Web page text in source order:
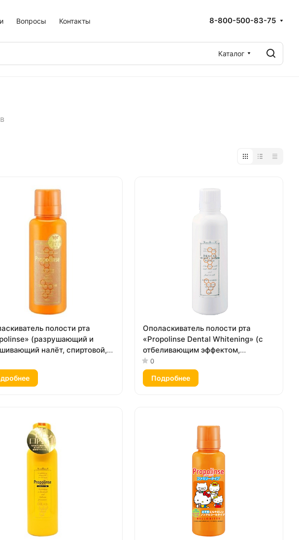
Вопросы Контакты 8-800-500-83-75
Каталог
полости рта
(разрушающий и
налёт, спиртовой,
150 мл
Ополаскиватель полости рта
«Propolinse Dental Whitening» (с
отбеливающим эффектом,
спиртовой, вкус «Свежая мята»)
600 мл
0
Подробнее